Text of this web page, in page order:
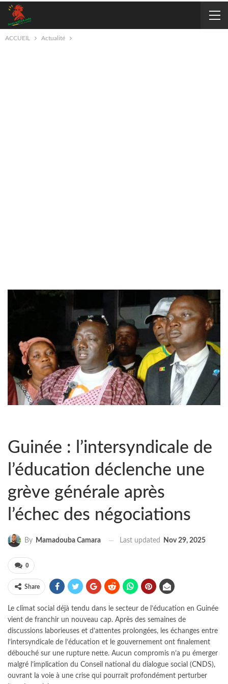
ACCUEIL Actualité
Guinée : l’intersyndicale de
l’éducation déclenche une
grève générale après
l’échec des négociations
By Mamadouba Camara Last updated Nov 29, 2025
0
Share
Le climat social déjà tendu dans le secteur de l’éducation en Guinée
vient de franchir un nouveau cap. Après des semaines de
discussions laborieuses et d’attentes prolongées, les échanges entre
l’intersyndicale de l’éducation et le gouvernement ont finalement
débouché sur une rupture nette. Aucun compromis n’a pu émerger
malgré l’implication du Conseil national du dialogue social (CNDS),
ouvrant la voie à une crise qui pourrait profondément perturber